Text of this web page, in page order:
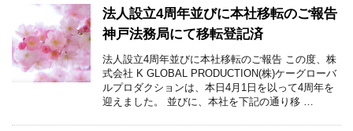
法人設立4周年並びに本社移転のご報告
神戸法務局にて移転登記済
法人設立4周年並びに本社移転のご報告 この度、株
式会社 K GLOBAL PRODUCTION(株)ケーグローバ
ルプロダクションは、本日4月1日を以って4周年を
迎えました。 並びに、本社を下記の通り移 …